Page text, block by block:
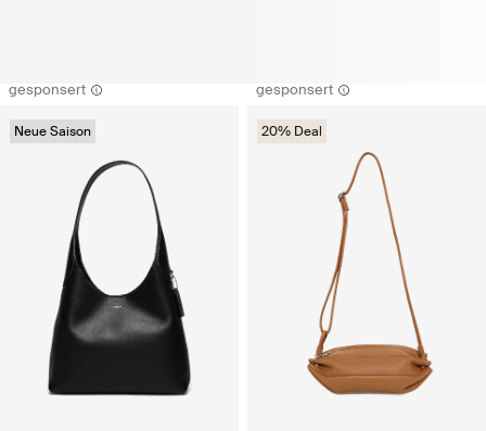
gesponsert
Neue Saison
gesponsert
20% Deal